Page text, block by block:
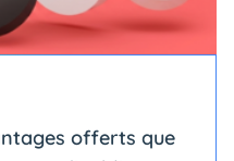
offerts que